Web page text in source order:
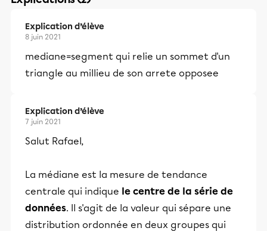
Explication d’élève
8 juin 2021
mediane=segment qui relie un sommet d'un
triangle au millieu de son arrete opposee
Explication d’élève
7 juin 2021
Salut Rafael,
La médiane est la mesure de tendance
centrale qui indique le centre de la série de
données. Il s'agit de la valeur qui sépare une
distribution ordonnée en deux groupes qui